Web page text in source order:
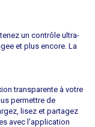
un contrôle ultra-
et plus encore. La
transparente à votre
permettre de
lisez et partagez
avec l'application